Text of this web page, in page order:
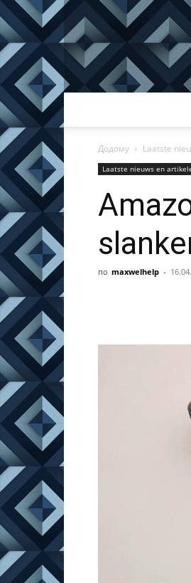
Додому Laatste
Laatste nieuws en
по maxwelhelp -